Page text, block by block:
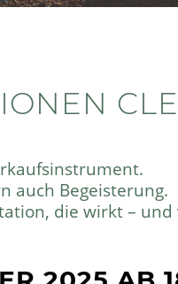
auch Begeisterung.
die wirkt –